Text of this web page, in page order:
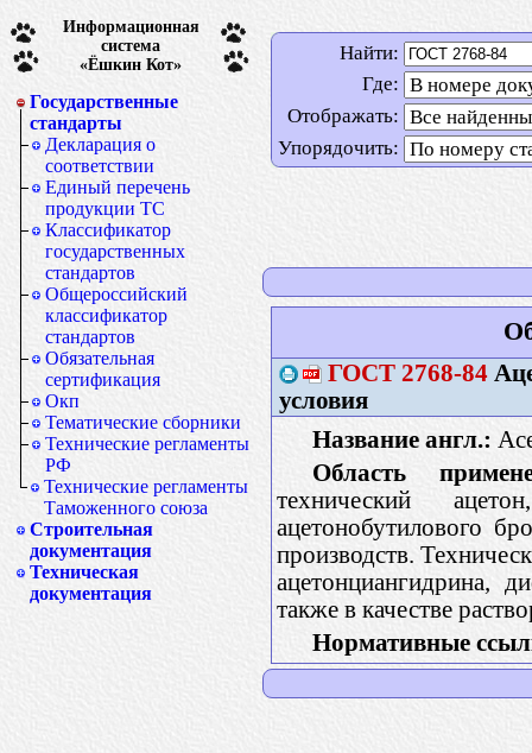
Информационная
система
«Ёшкин Кот»
Государственные
стандарты
Декларация о
соответствии
Единый перечень
продукции ТС
Классификатор
государственных
стандартов
Общероссийский
классификатор
стандартов
Обязательная
сертификация
Окп
Тематические сборники
Технические регламенты
РФ
Технические регламенты
Таможенного союза
Строительная
документация
Техническая
документация
Найти:
Где:
Отображать:
Упорядочить:
ГОСТ 2768-84
условия
Название англ.:
Область
технический
ацетонобутилового
производств.
ацетонциангидрина,
также в качестве
Нормативные